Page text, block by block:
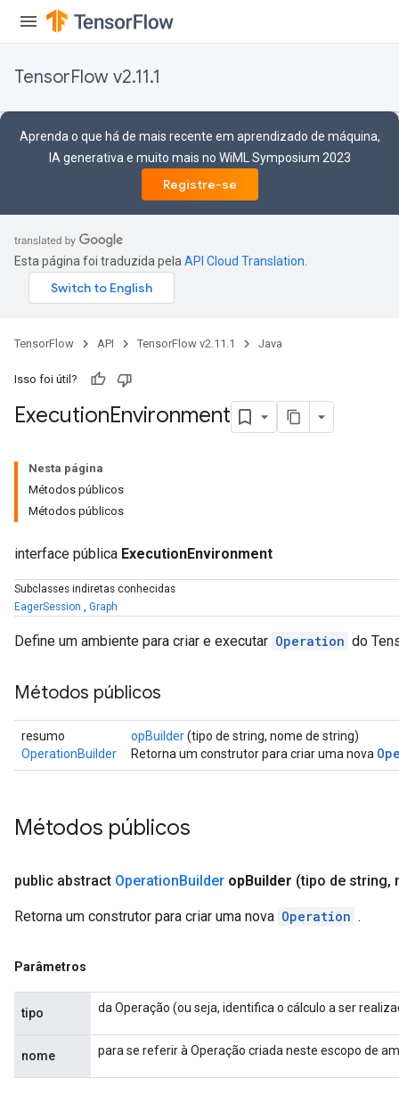
TensorFlow v2.11.1
Aprenda o que há de mais recente em aprendizado de máquina,
IA generativa e muito mais no WiML Symposium 2023
Registre-se
Esta página foi traduzida pela API Cloud Translation
TensorFlow API TensorFlow v2.11.1 Java
Isso foi útil?
ExecutionEnvironment
Nesta página
Métodos públicos
Métodos públicos
interface pública ExecutionEnvironment
Subclasses indiretas conhecidas
EagerSession , Graph
Define um ambiente para criar e executar Operation do
Métodos públicos
resumo
OperationBuilder
opBuilder(tipo de string, nome de string)
Retorna um construtor para criar uma nova
Métodos públicos
public abstract OperationBuilder opBuilder (tipo de string,
Retorna um construtor para criar uma nova Operation .
Parâmetros
tipo da Operação (ou seja, identifica o cálculo a ser
nome para se referir à Operação criada neste escopo de